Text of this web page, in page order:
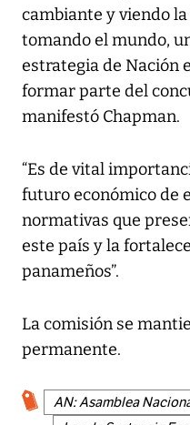
cambiante y viendo
tomando el mundo,
estrategia de Nación
formar parte del
manifestó Chapman.
“Es de vital
futuro económico de
normativas que
este país y la
panameños”.
La comisión se
permanente.
AN: Asamblea